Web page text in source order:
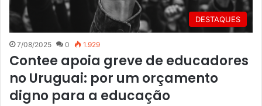
DESTAQUES
7/08/2025 0 1.929
Contee apoia greve de educadores
no Uruguai: por um orçamento
digno para a educação